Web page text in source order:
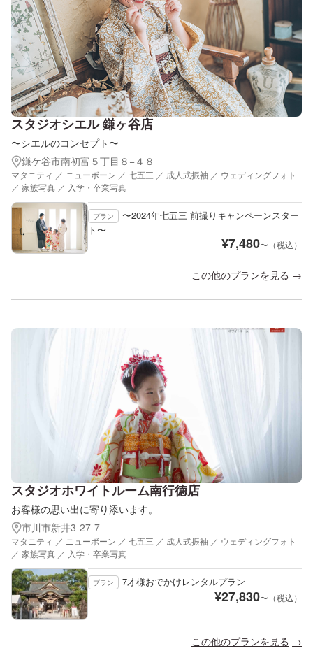
スタジオシエル 鎌ヶ谷店
〜シエルのコンセプト〜
鎌ケ谷市南初富５丁目８−４８
マタニティ ／ ニューボーン ／ 七五三 ／ 成人式振袖 ／ ウェディングフォト
／ 家族写真 ／ 入学・卒業写真
プラン
〜2024年七五三 前撮りキャンペーンスター
ト〜
¥7,480〜（税込）
この他のプランを見る
スタジオホワイトルーム南行徳店
お客様の思い出に寄り添います。
市川市新井3-27-7
マタニティ ／ ニューボーン ／ 七五三 ／ 成人式振袖 ／ ウェディングフォト
／ 家族写真 ／ 入学・卒業写真
プラン 7才様おでかけレンタルプラン
¥27,830〜（税込）
この他のプランを見る